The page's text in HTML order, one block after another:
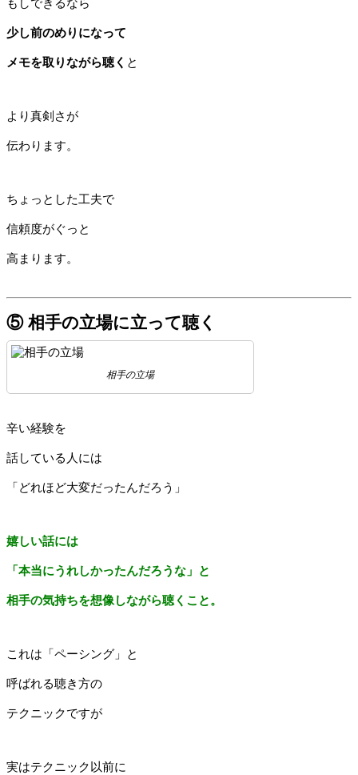
少し前のめりになって
メモを取りながら聴く と
より真剣さが
伝わります。
ちょっとした工夫で
信頼度がぐっと
高まります。
⑤ 相手の立場に立って聴く
相手の立場
辛い経験を
話している人には
「どれほど大変だったんだろう」
嬉しい話には
「本当にうれしかったんだろうな」と
相手の気持ちを想像しながら聴くこと。
これは「ペーシング」と
呼ばれる聴き方の
テクニックですが
実はテクニック以前に